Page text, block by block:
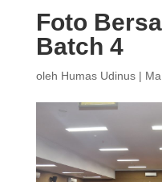
Foto
Batch 4
oleh Humas Udinus|